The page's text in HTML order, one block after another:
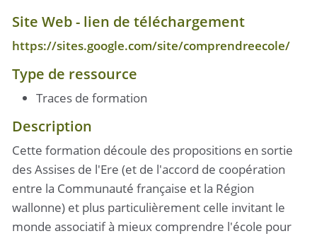
Site Web - lien de téléchargement
https://sites.google.com/site/comprendreecole/
Type de ressource
Traces de formation
Description
Cette formation découle des propositions en sortie
des Assises de l'Ere (et de l'accord de coopération
entre la Communauté française et la Région
wallonne) et plus particulièrement celle invitant le
monde associatif à mieux comprendre l'école pour